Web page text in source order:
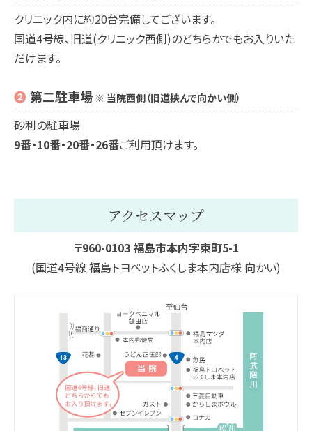
クリニック内に約20台完備してございます。
国道4号線、旧道(クリニック西側)のどちらかでもお入りいた
だけます。
❷ 第二駐車場 ※ 当院西側（旧道挟んで向かい側）
砂利の駐車場
9番・10番・20番・26番ご利用頂けます。
アクセスマップ
〒960-0103 福島市本内字東町5-1
(国道4号線 福島トヨペットふくしま本内店様 向かい)